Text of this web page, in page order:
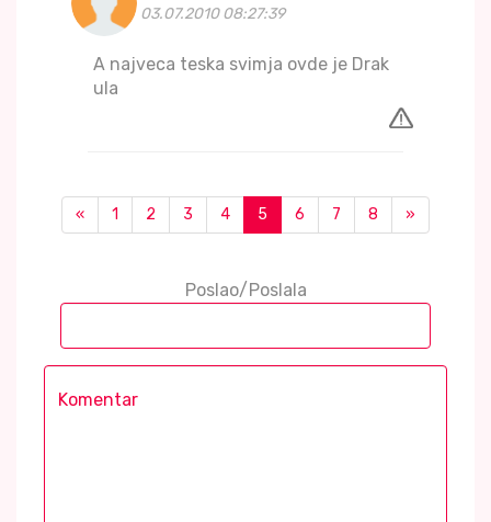
03.07.2010 08:27:39
A najveca teska svimja ovde je Drak
ula
« 1 2 3 4 5 6 7 8 »
Poslao/Poslala